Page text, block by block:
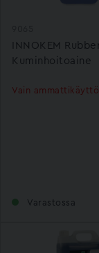
INNOKEM
Kuminhoitoaine
Varastossa
Vain